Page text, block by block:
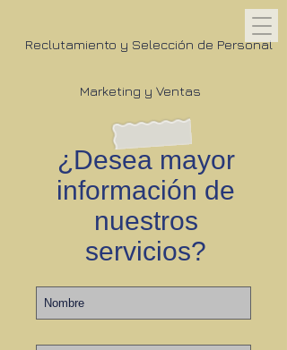
Reclutamiento y Selección de Personal
Marketing y Ventas
¿Desea mayor
información de
nuestros
servicios?